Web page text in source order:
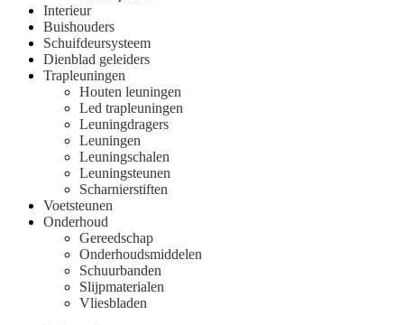
Interieur
Buishouders
Schuifdeursysteem
Dienblad geleiders
Trapleuningen
Houten leuningen
Led trapleuningen
Leuningdragers
Leuningen
Leuningschalen
Leuningsteunen
Scharnierstiften
Voetsteunen
Onderhoud
Gereedschap
Onderhoudsmiddelen
Schuurbanden
Slijpmaterialen
Vliesbladen